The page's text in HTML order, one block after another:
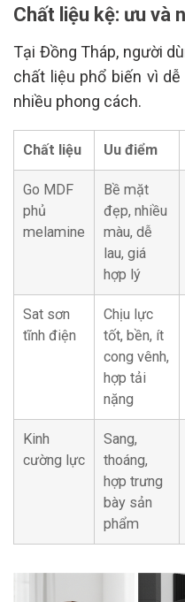
Chất liệu kệ: ưu và
Tại Đồng Tháp, người
chất liệu phổ biến vì
nhiều phong cách.
Chất liệu Uu điểm
Go MDF
phủ
melamine
Bề mặt
đẹp, nhiều
màu, dễ
lau, giá
hợp lý
Sat sơn
tĩnh điện
Chịu lực
tốt, bền, ít
cong vênh,
hợp tải
nặng
Kinh
cường lực
Sang,
thoáng,
hợp trưng
bày sản
phẩm